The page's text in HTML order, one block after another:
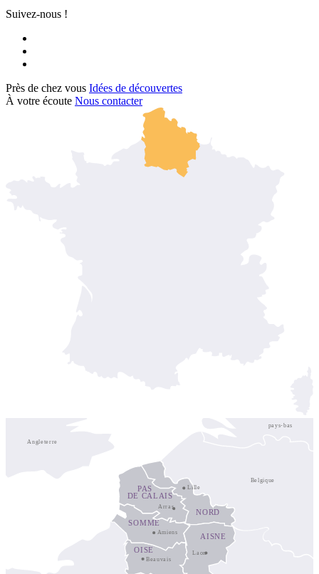
Suivez-nous !
Près de chez vous Idées de découvertes
À votre écoute Nous contacter
Beauvais
OISE
Amiens
SOMME
Arras
PAS
DE CALAIS
Lille
NORD
Laon
AISNE
Angleterre
Belgique
pays-bas